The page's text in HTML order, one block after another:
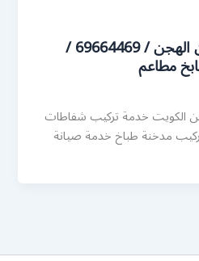
رقم فني تركيب مداخن الهجن / 69664469 /
مطاعم
الكويت خدمة تركيب شفاطات
مدخنة طباخ خدمة صيانة